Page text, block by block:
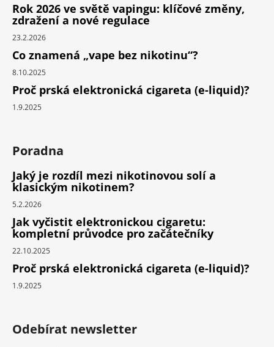
Rok 2026 ve světě vapingu: klíčové změny,
zdražení a nové regulace
23.2.2026
Co znamená „vape bez nikotinu“?
8.10.2025
Proč prská elektronická cigareta (e-liquid)?
1.9.2025
Poradna
Jaký je rozdíl mezi nikotinovou solí a
klasickým nikotinem?
5.2.2026
Jak vyčistit elektronickou cigaretu:
kompletní průvodce pro začátečníky
22.10.2025
Proč prská elektronická cigareta (e-liquid)?
1.9.2025
Odebírat newsletter